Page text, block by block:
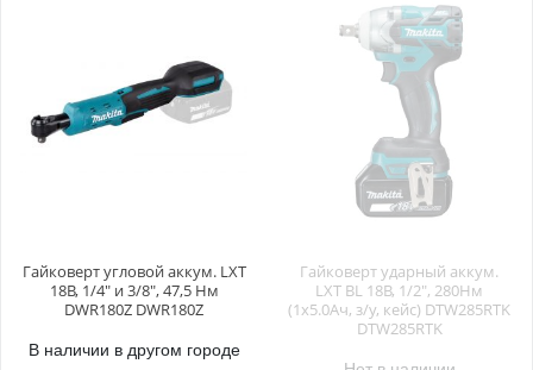
Гайковерт угловой аккум. LXT
18В, 1/4" и 3/8", 47,5 Нм
DWR180Z DWR180Z
В наличии в другом городе
Гайковерт ударный аккум.
LXT BL 18В, 1/2", 280Нм
(1х5.0Ач, з/у, кейс) DTW285RTK
DTW285RTK